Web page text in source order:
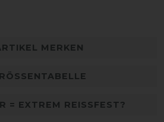
MERKEN
= EXTREM REISSFEST?